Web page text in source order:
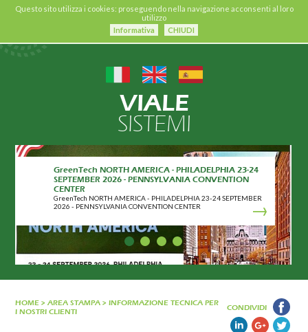
Questo sito utilizza i cookies: proseguendo nella navigazione acconsenti al loro
utilizzo
Informativa
CHIUDI
VIALE
SISTEMI
GreenTech NORTH AMERICA - PHILADELPHIA 23-24
SEPTEMBER 2026 - PENNSYLVANIA CONVENTION
CENTER
GreenTech NORTH AMERICA - PHILADELPHIA 23-24 SEPTEMBER
2026 - PENNSYLVANIA CONVENTION CENTER
HOME > AREA STAMPA > INFORMAZIONE TECNICA PER
I NOSTRI CLIENTI
CONDIVIDI